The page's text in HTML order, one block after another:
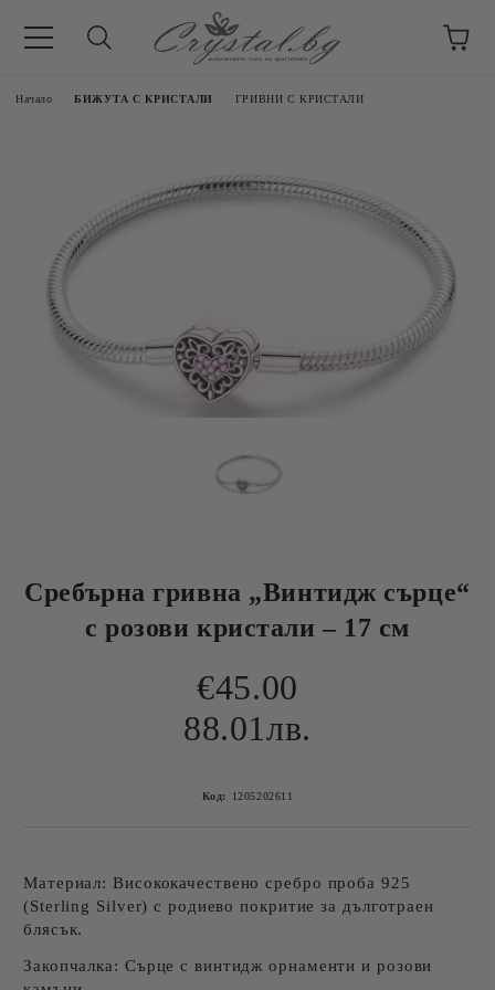
Начало БИЖУТА С КРИСТАЛИ ГРИВНИ С КРИСТАЛИ
Сребърна гривна „Винтидж сърце“
с розови кристали – 17 см
€45.00
88.01лв.
Код: 1205202611
Материал: Висококачествено сребро проба 925
(Sterling Silver) с родиево покритие за дълготраен
блясък.
Закопчалка: Сърце с винтидж орнаменти и розови